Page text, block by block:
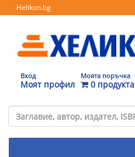
Helikon.bg
Вход
Моят профил
Моята поръчка
0 продукта